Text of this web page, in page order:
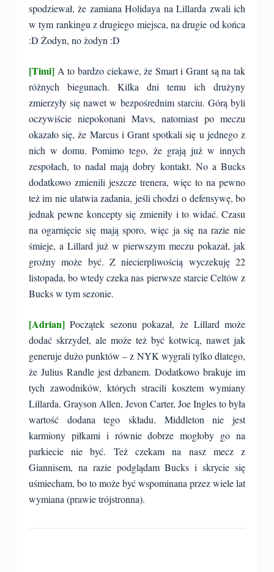
spodziewał, że zamiana Holidaya na Lillarda zwali ich
w tym rankingu z drugiego miejsca, na drugie od końca
:D Żodyn, no żodyn :D
[Timi]A to bardzo ciekawe, że Smart i Grant są na tak
różnych biegunach. Kilka dni temu ich drużyny
zmierzyły się nawet w bezpośrednim starciu. Górą byli
oczywiście niepokonani Mavs, natomiast po meczu
okazało się, że Marcus i Grant spotkali się u jednego z
nich w domu. Pomimo tego, że grają już w innych
zespołach, to nadal mają dobry kontakt. No a Bucks
dodatkowo zmienili jeszcze trenera, więc to na pewno
też im nie ułatwia zadania, jeśli chodzi o defensywę, bo
jednak pewne koncepty się zmieniły i to widać. Czasu
na ogarnięcie się mają sporo, więc ja się na razie nie
śmieje, a Lillard już w pierwszym meczu pokazał, jak
groźny może być. Z niecierpliwością wyczekuję 22
listopada, bo wtedy czeka nas pierwsze starcie Celtów z
Bucks w tym sezonie.
[Adrian]Początek sezonu pokazał, że Lillard może
dodać skrzydeł, ale może też być kotwicą, nawet jak
generuje dużo punktów – z NYK wygrali tylko dlatego,
że Julius Randle jest dzbanem. Dodatkowo brakuje im
tych zawodników, których stracili kosztem wymiany
Lillarda. Grayson Allen, Jevon Carter, Joe Ingles to była
wartość dodana tego składu. Middleton nie jest
karmiony piłkami i równie dobrze mogłoby go na
parkiecie nie być. Też czekam na nasz mecz z
Giannisem, na razie podglądam Bucks i skrycie się
uśmiecham, bo to może być wspominana przez wiele lat
wymiana (prawie trójstronna).